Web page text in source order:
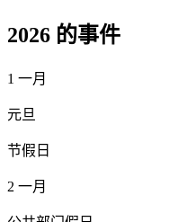
2026 的事件
1 一月
元旦
节假日
2 一月